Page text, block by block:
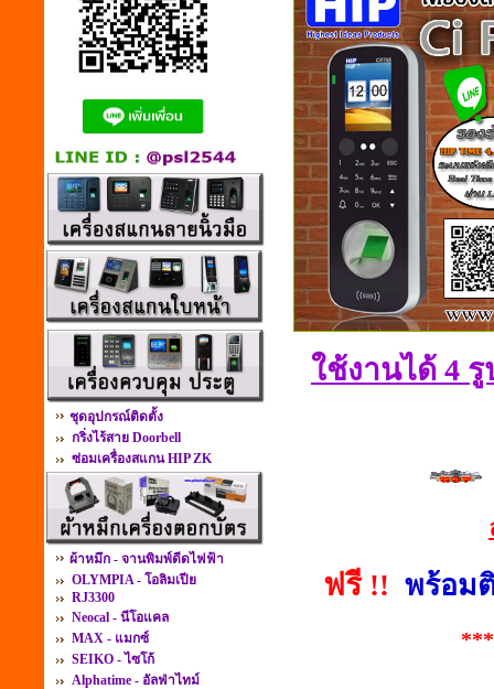
ชุดอุปกรณ์ติดตั้ง
กริ่งไร้สาย Doorbell
ซ่อมเครื่องสแกน HIP ZK
ผ้าหมึก - จานพิมพ์ดีดไฟฟ้า
OLYMPIA - โอลิมเปีย
RJ3300
Neocal - นีโอแคล
MAX - แมกซ์
SEIKO - ไซโก้
Alphatime - อัลฟ่าไทม์
ใช้งานได้ 4
ฟรี !! พร้อม
***